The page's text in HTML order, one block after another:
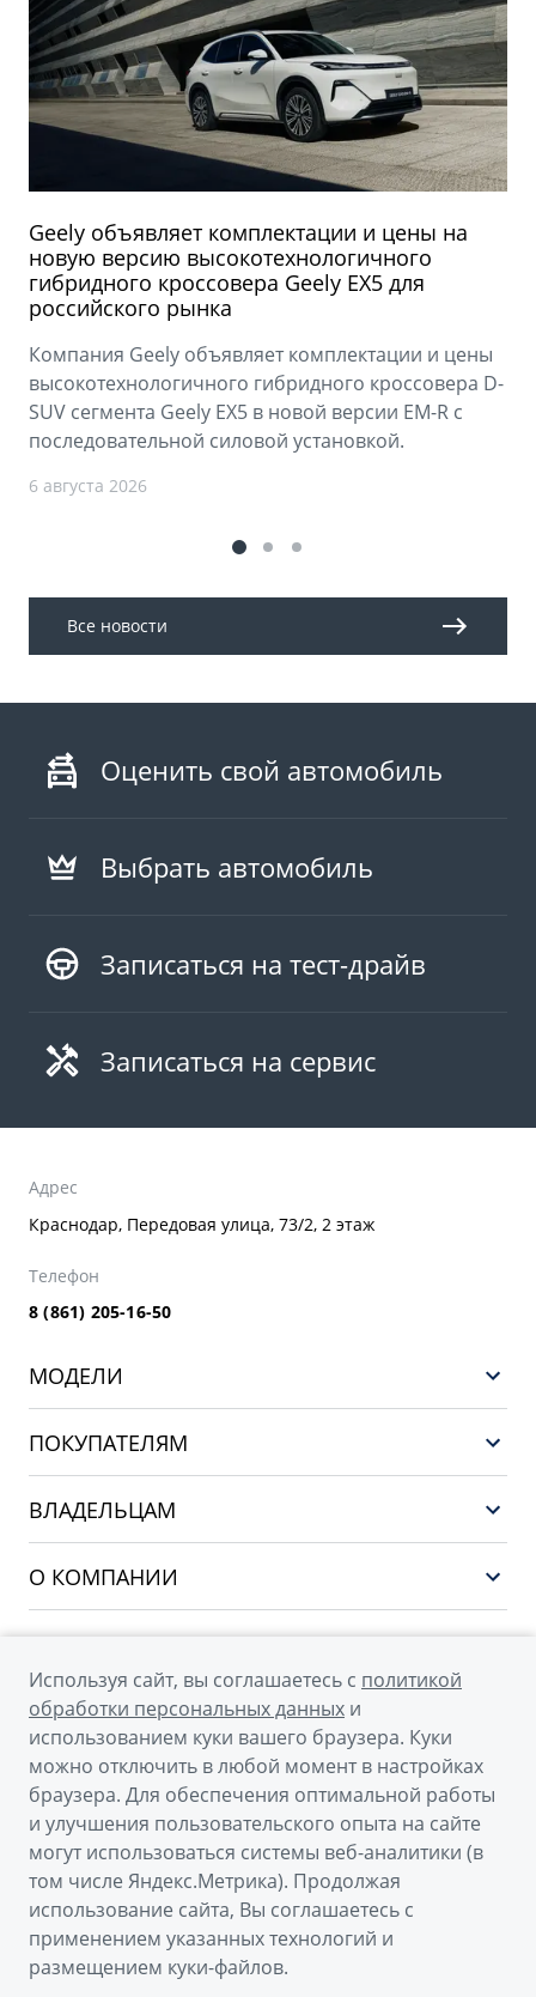
Geely объявляет комплектации и цены на
новую версию высокотехнологичного
гибридного кроссовера Geely EX5 для
российского рынка
Компания Geely объявляет комплектации и цены
высокотехнологичного гибридного кроссовера D-
SUV сегмента Geely EX5 в новой версии EM-R с
последовательной силовой установкой.
6 августа 2026
Все новости
Оценить свой автомобиль
Выбрать автомобиль
Записаться на тест-драйв
Записаться на сервис
Адрес
Краснодар, Передовая улица, 73/2, 2 этаж
Телефон
8 (861) 205-16-50
МОДЕЛИ
EX5
PREFACE
CITYRAY
ATLAS
OKAVANGO
MONJARO
ПОКУПАТЕЛЯМ
ВЛАДЕЛЬЦАМ
О КОМПАНИИ
Новости
Наша команда
Правовая информация
Контакты
Мы в соцсетях
© 2026
Официальный сайт Geely в России
Политика обработки персональных данных
Правовая информация
Используя сайт, вы соглашаетесь с политикой
обработки персональных данных и
использованием куки вашего браузера. Куки
можно отключить в любой момент в настройках
браузера. Для обеспечения оптимальной работы
и улучшения пользовательского опыта на сайте
могут использоваться системы веб-аналитики (в
том числе Яндекс.Метрика). Продолжая
использование сайта, Вы соглашаетесь с
применением указанных технологий и
размещением куки-файлов.